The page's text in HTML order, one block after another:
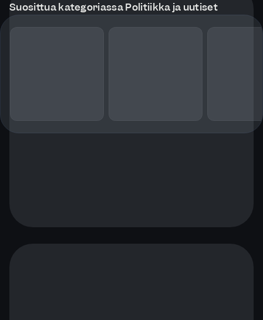
Suosittua kategoriassa Politiikka ja uutiset